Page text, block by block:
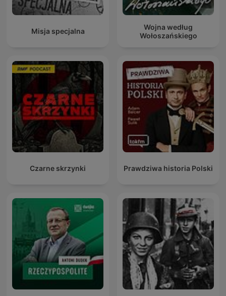
Misja specjalna
Wojna według
Wołoszańskiego
Czarne skrzynki Prawdziwa historia Polski